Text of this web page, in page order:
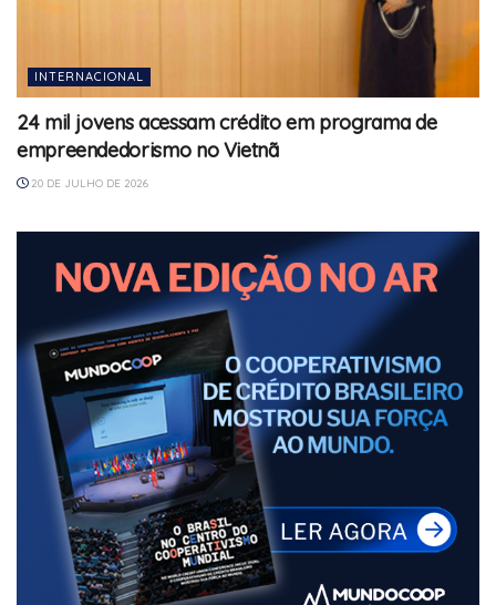
INTERNACIONAL
24 mil jovens acessam crédito em programa de
empreendedorismo no Vietnã
20 DE JULHO DE 2026